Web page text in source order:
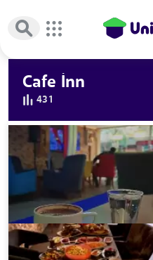
Cafe İnn
431